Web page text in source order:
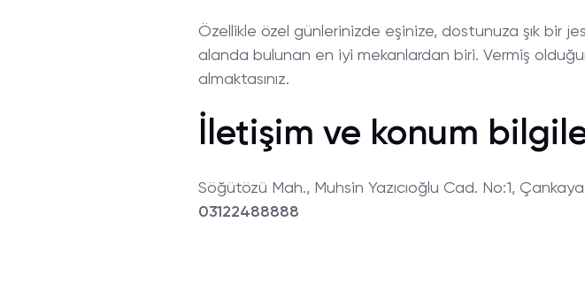
Özellikle özel günlerinizde eşinize, dostunuza şık bir
alanda bulunan en iyi mekanlardan biri. Vermiş
almaktasınız.
İletişim ve konum
Söğütözü Mah., Muhsin Yazıcıoğlu Cad. No:1,
03122488888